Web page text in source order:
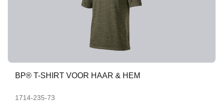
BP® T-SHIRT VOOR HAAR & HEM
1714-235-73